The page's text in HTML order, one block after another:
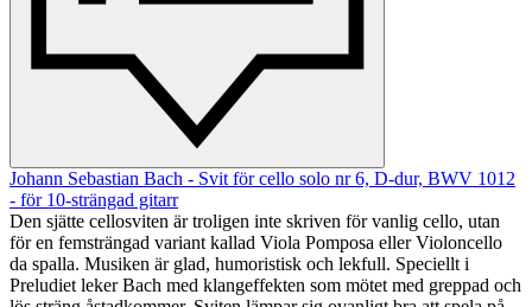
Johann Sebastian Bach - Svit för cello solo nr 6, D-dur, BWV 1012
- för 10-strängad gitarr
Den sjätte cellosviten är troligen inte skriven för vanlig cello, utan
för en femsträngad variant kallad Viola Pomposa eller Violoncello
da spalla. Musiken är glad, humoristisk och lekfull. Speciellt i
Preludiet leker Bach med klangeffekten som mötet med greppad och